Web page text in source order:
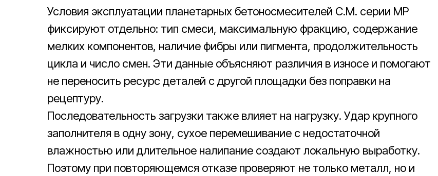
Условия эксплуатации планетарных бетоносмесителей C.M. серии MP
фиксируют отдельно: тип смеси, максимальную фракцию, содержание
мелких компонентов, наличие фибры или пигмента, продолжительность
цикла и число смен. Эти данные объясняют различия в износе и помогают
не переносить ресурс деталей с другой площадки без поправки на
рецептуру.
Последовательность загрузки также влияет на нагрузку. Удар крупного
заполнителя в одну зону, сухое перемешивание с недостаточной
влажностью или длительное налипание создают локальную выработку.
Поэтому при повторяющемся отказе проверяют не только металл, но и